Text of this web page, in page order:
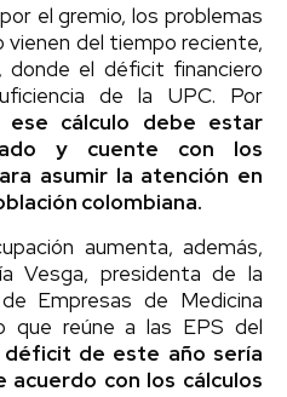
el gremio, los problemas
vienen del tiempo reciente,
donde el déficit financiero
de la UPC. Por
ese cálculo debe estar
y cuente con los
asumir la atención en
colombiana.
aumenta, además,
Vesga, presidenta de la
Empresas de Medicina
que reúne a las EPS del
déficit de este año sería
acuerdo con los cálculos